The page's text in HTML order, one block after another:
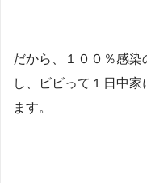
だから、１００％感
し、ビビって１日中
ます。